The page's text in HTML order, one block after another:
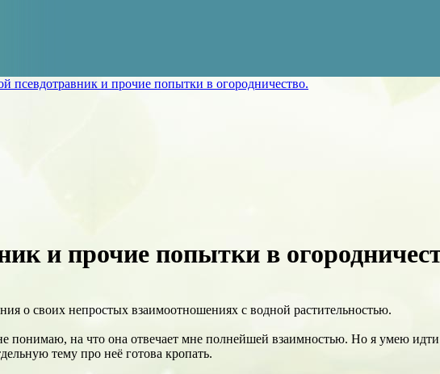
псевдотравник и прочие попытки в огородничество.
и прочие попытки в
о своих непростых взаимоотношениях с водной растительностью.
понимаю, на что она отвечает мне полнейшей взаимностью. Но я умею
тему про неё готова кропать.